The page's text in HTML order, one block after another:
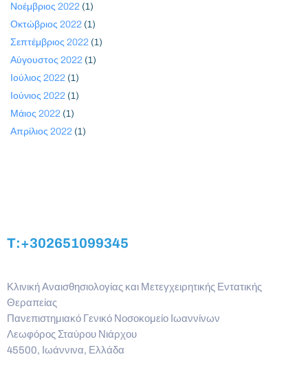
Νοέμβριος 2022 (1)
Οκτώβριος 2022 (1)
Σεπτέμβριος 2022 (1)
Αύγουστος 2022 (1)
Ιούλιος 2022 (1)
Ιούνιος 2022 (1)
Μάιος 2022 (1)
Απρίλιος 2022 (1)
T:+302651099345
Κλινική Αναισθησιολογίας και Μετεγχειρητικής Εντατικής
Θεραπείας
Πανεπιστημιακό Γενικό Νοσοκομείο Ιωαννίνων
Λεωφόρος Σταύρου Νιάρχου
45500, Ιωάννινα, Ελλάδα